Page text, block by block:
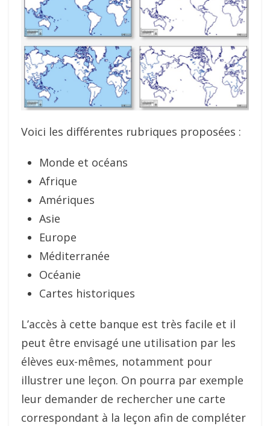
Voici les différentes rubriques proposées :
Monde et océans
Afrique
Amériques
Asie
Europe
Méditerranée
Océanie
Cartes historiques
L’accès à cette banque est très facile et il
peut être envisagé une utilisation par les
élèves eux-mêmes, notamment pour
illustrer une leçon. On pourra par exemple
leur demander de rechercher une carte
correspondant à la leçon afin de compléter